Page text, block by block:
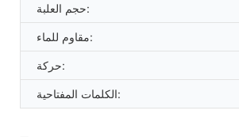
حجم العلبة:
مقاوم للماء:
حركة:
الكلمات المفتاحية: